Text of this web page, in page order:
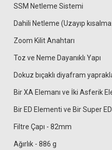
S+M Rehberg Optik Sprey +
SSM Netleme Sistemi
Dahili Netleme (Uzayıp
Zoom Kilit Anahtarı
Toz ve Neme Dayanıklı Yapı
Dokuz bıçaklı diyafram
Bir XA Elemanı ve İki Asferik
Bir ED Elementi ve Bir Super
Filtre Çapı - 82mm
Ağırlık - 886 g